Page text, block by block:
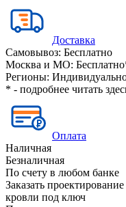
Доставка
Самовывоз: Бесплатно
Москва и МО:
Регионы:
* - подробнее читать
Оплата
Наличная
Безналичная
По счету в любом банке
Заказать проектирование
кровли под ключ